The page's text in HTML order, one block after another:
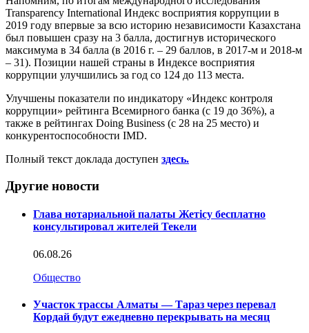
Transparency International Индекс восприятия коррупции в
2019 году впервые за всю историю независимости Казахстана
был повышен сразу на 3 балла, достигнув исторического
максимума в 34 балла (в 2016 г. – 29 баллов, в 2017-м и 2018-м
– 31). Позиции нашей страны в Индексе восприятия
коррупции улучшились за год со 124 до 113 места.
Улучшены показатели по индикатору «Индекс контроля
коррупции» рейтинга Всемирного банка (с 19 до 36%), а
также в рейтингах Doing Business (с 28 на 25 место) и
конкурентоспособности IMD.
Полный текст доклада доступен здесь.
Другие новости
Глава нотариальной палаты Жетісу бесплатно
консультировал жителей Текели
06.08.26
Общество
Участок трассы Алматы — Тараз через перевал
Кордай будут ежедневно перекрывать на месяц